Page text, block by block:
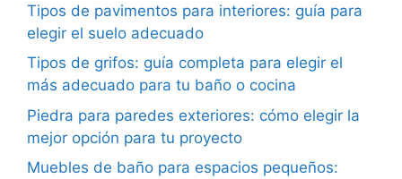
Tipos de pavimentos para interiores: guía para
elegir el suelo adecuado
Tipos de grifos: guía completa para elegir el
más adecuado para tu baño o cocina
Piedra para paredes exteriores: cómo elegir la
mejor opción para tu proyecto
Muebles de baño para espacios pequeños: